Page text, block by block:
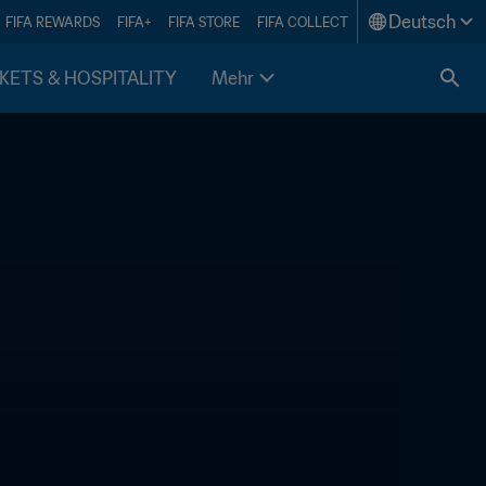
FIFA REWARDS FIFA+ FIFA STORE FIFA COLLECT Deutsch
& HOSPITALITY Mehr